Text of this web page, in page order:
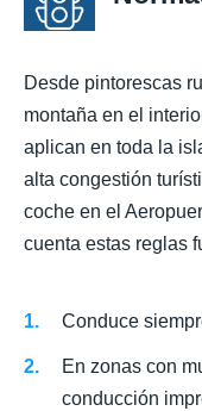
Desde pintorescas
montaña en el
aplican en toda la
alta congestión
coche en el
cuenta estas reglas
Conduce
En zonas con
conducción